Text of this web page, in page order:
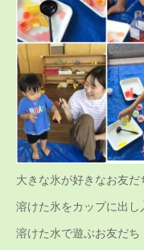
大きな氷が好きなお友だ
溶けた氷をカップに出し
溶けた水で遊ぶお友だち